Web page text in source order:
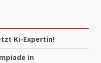
Ki-Expertin!
in